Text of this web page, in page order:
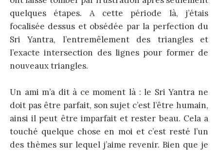
quelques étapes. A cette période là, j’étais
focalisée dessus et obsédée par la perfection du
Sri Yantra, l’entremêlement des triangles et
l’exacte intersection des lignes pour former de
nouveaux triangles.
Un ami m’a dit à ce moment là : le Sri Yantra ne
doit pas être parfait, son sujet c’est l’être humain,
ainsi il peut être imparfait et rester beau. Cela a
touché quelque chose en moi et c’est resté l’un
des thèmes sur lequel j’aime revenir. Bien que je